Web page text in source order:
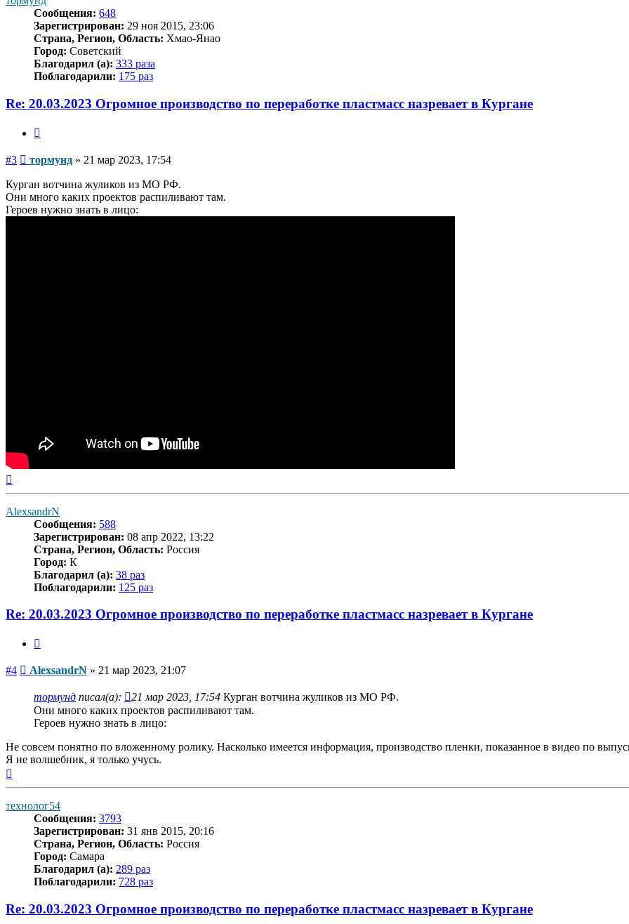
Сообщения: 648
Зарегистрирован: 29 ноя 2015, 23:06
Страна, Регион, Область: Хмао-Янао
Город: Советский
Благодарил (а): 333 раза
Поблагодарили: 175 раз
Re: 20.03.2023 Огромное производство по переработке пластмасс назревает в Кургане
#3 Сообщение
тормунд » 21 мар 2023, 17:54
Курган вотчина жуликов из МО РФ.
Они много каких проектов распиливают там.
Героев нужно знать в лицо:
AlexsandrN
Сообщения: 588
Зарегистрирован: 08 апр 2022, 13:22
Страна, Регион, Область: Россия
Город: К
Благодарил (а): 38 раз
Поблагодарили: 125 раз
Re: 20.03.2023 Огромное производство по переработке пластмасс назревает в Кургане
#4 Сообщение
AlexsandrN » 21 мар 2023, 21:07
тормунд писал(а): 21 мар 2023, 17:54 Курган вотчина жуликов из МО РФ.
Они много каких проектов распиливают там.
Героев нужно знать в лицо:
Не совсем понятно по вложенному ролику. Насколько имеется информация, производство пленки, показанное в видео по
Я не волшебник, я только учусь.
технолог54
Сообщения: 3793
Зарегистрирован: 31 янв 2015, 20:16
Страна, Регион, Область: Россия
Город: Самара
Благодарил (а): 289 раз
Поблагодарили: 728 раз
Re: 20.03.2023 Огромное производство по переработке пластмасс назревает в Кургане